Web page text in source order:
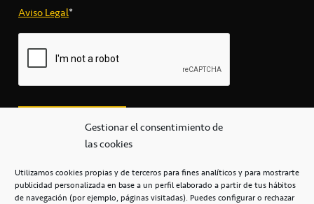
Gestionar el consentimiento de
las cookies
Utilizamos cookies propias y de terceros para fines analíticos y para mostrarte
publicidad personalizada en base a un perfil elaborado a partir de tus hábitos
de navegación (por ejemplo, páginas visitadas). Puedes configurar o rechazar
Aviso Legal*
secretaria@cbcanarias.es